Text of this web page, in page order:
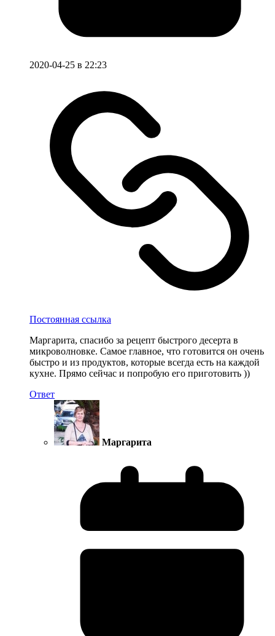
2020-04-25 в 22:23
Постоянная ссылка
Маргарита, спасибо за рецепт быстрого десерта в
микроволновке. Самое главное, что готовится он очень
быстро и из продуктов, которые всегда есть на каждой
кухне. Прямо сейчас и попробую его приготовить ))
Ответ
Маргарита